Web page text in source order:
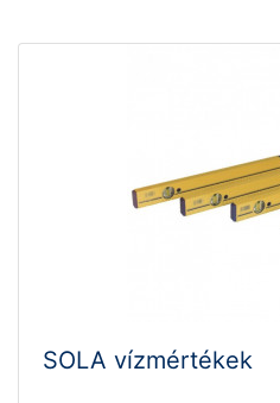
SOLA vízmértékek